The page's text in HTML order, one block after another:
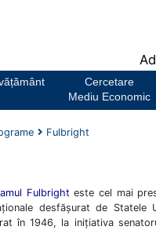
Cercetare
Mediu Economic
Fulbright
Fulbright este cel mai
desfășurat de
în 1946, la inițiativa